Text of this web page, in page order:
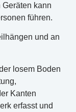
kann
führen.
und an
losem Boden
Kanten
erfasst und